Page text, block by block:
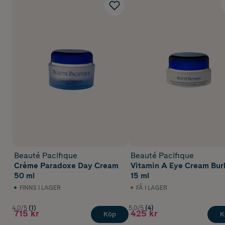
Beauté Pacifique
Crème Paradoxe Day Cream
50 ml
FINNS I LAGER
4.0/5 (1)
715 kr Köp
Beauté Pacifique
Vitamin A Eye Cream
15 ml
FÅ I LAGER
5.0/5 (4)
425 kr